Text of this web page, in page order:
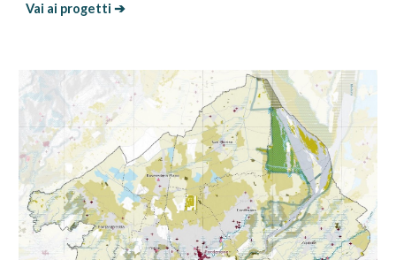
Vai ai progetti ➔